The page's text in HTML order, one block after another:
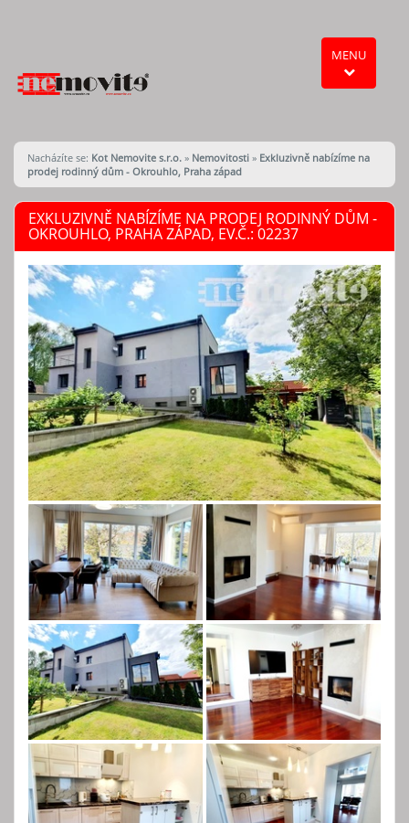
MENU
Nacházíte se: Kot Nemovite s.r.o. » Nemovitosti » Exkluzivně nabízíme na
prodej rodinný dům - Okrouhlo, Praha západ
EXKLUZIVNĚ NABÍZÍME NA PRODEJ RODINNÝ DŮM -
OKROUHLO, PRAHA ZÁPAD, EV.Č.: 02237